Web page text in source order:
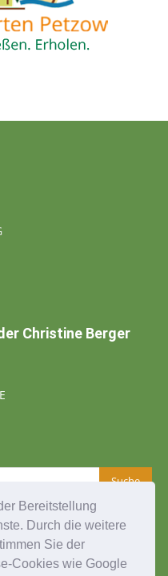
Bereitstellung
Durch die weitere
Sie der
Cookies wie Google
Christine Berger